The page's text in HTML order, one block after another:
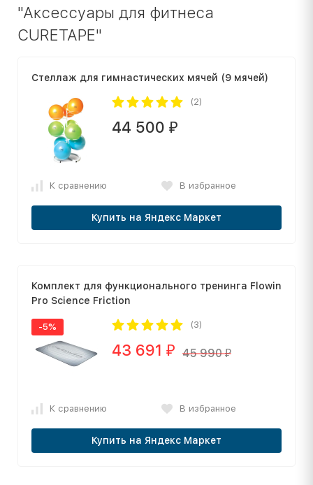
"Аксессуары для фитнеса
CURETAPE"
Стеллаж для гимнастических мячей (9 мячей)
(2)
44 500 ₽
К сравнению В избранное
Купить на Яндекс Маркет
Комплект для функционального тренинга Flowin
Pro Science Friction
-5% (3)
43 691 ₽ 45 990₽
К сравнению В избранное
Купить на Яндекс Маркет